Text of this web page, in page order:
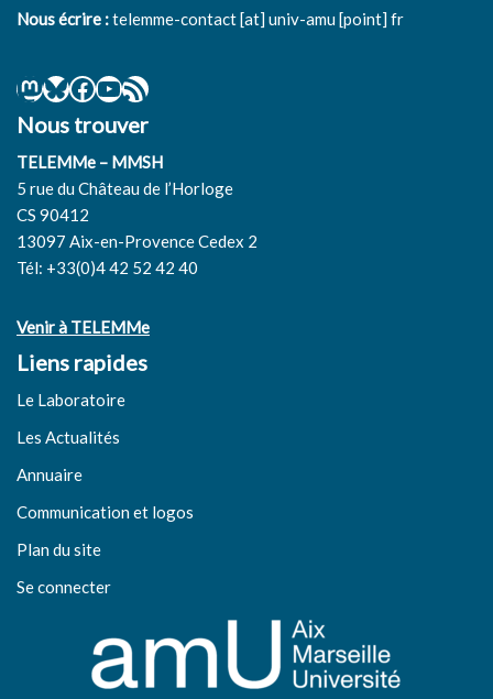
Nous écrire :telemme-contact [at] univ-amu [point] fr
Nous trouver
TELEMMe – MMSH
5 rue du Château de l’Horloge
CS 90412
13097 Aix-en-Provence Cedex 2
Tél: +33(0)4 42 52 42 40
Venir à TELEMMe
Liens rapides
Le Laboratoire
Les Actualités
Annuaire
Communication et logos
Plan du site
Se connecter